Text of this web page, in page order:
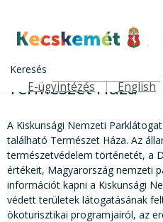
tartalomra
Kecskemét Város
Keresés
Felső navigáció
E-ügyintézés English
Természet Háza
A Kiskunsági Nemzeti
található Természet Háza. Az
természetvédelem történetét, a
értékeit, Magyarország nemzeti
információt kapni a Kiskunsági
védett területek látogatásának
ökoturisztikai programjairól, az